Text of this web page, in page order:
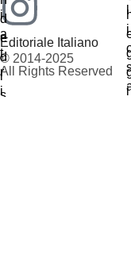
Editoriale Italiano
© 2014-2025
All Rights Reserved